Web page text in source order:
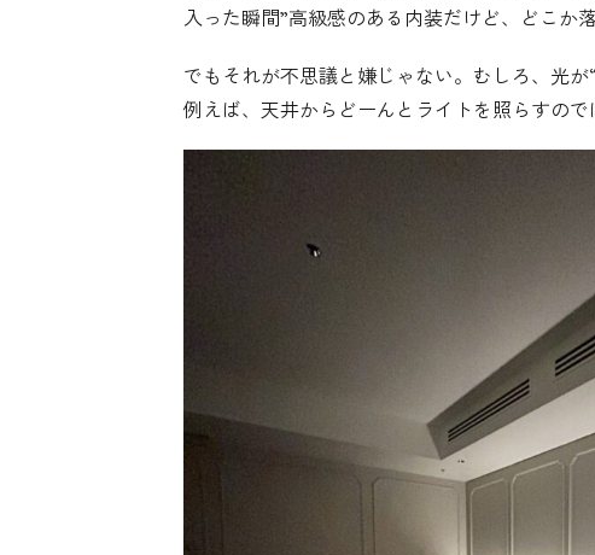
入った瞬間”高級感のある内装だけど、どこか
でもそれが不思議と嫌じゃない。むしろ、光
例えば、天井からどーんとライトを照らすの